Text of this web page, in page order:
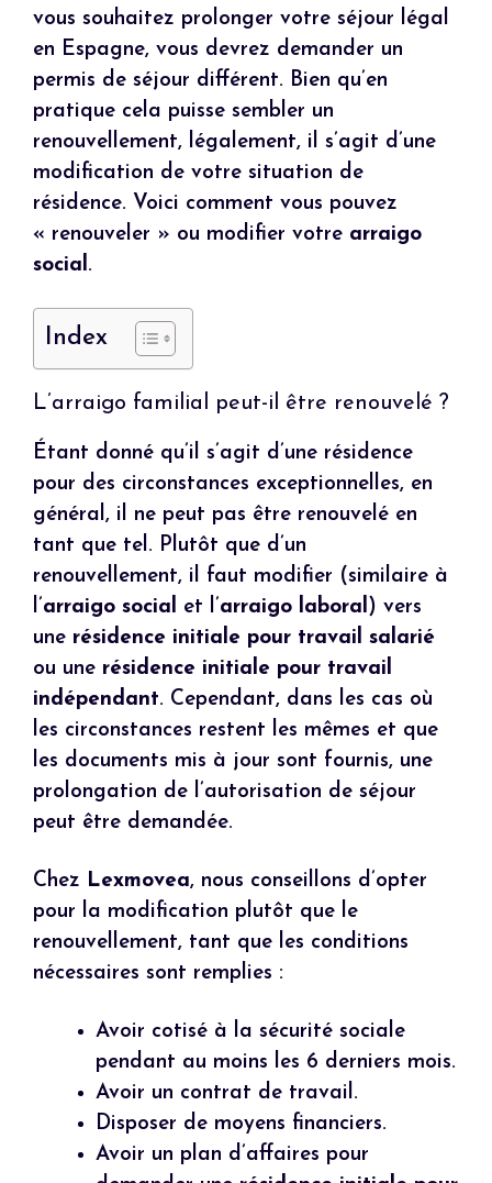
vous souhaitez prolonger votre séjour légal
en Espagne, vous devrez demander un
permis de séjour différent. Bien qu’en
pratique cela puisse sembler un
renouvellement, légalement, il s’agit d’une
modification de votre situation de
résidence. Voici comment vous pouvez
« renouveler » ou modifier votre arraigo
social .
Index
L’arraigo familial peut-il être renouvelé ?
Étant donné qu’il s’agit d’une résidence
pour des circonstances exceptionnelles, en
général, il ne peut pas être renouvelé en
tant que tel. Plutôt que d’un
renouvellement, il faut modifier (similaire à
l’ arraigo social et l’ arraigo laboral) vers
une résidence initiale pour travail salarié
ou une résidence initiale pour travail
indépendant. Cependant, dans les cas où
les circonstances restent les mêmes et que
les documents mis à jour sont fournis, une
prolongation de l’autorisation de séjour
peut être demandée.
Chez Lexmovea, nous conseillons d’opter
pour la modification plutôt que le
renouvellement, tant que les conditions
nécessaires sont remplies :
Avoir cotisé à la sécurité sociale
pendant au moins les 6 derniers mois.
Avoir un contrat de travail.
Disposer de moyens financiers.
Avoir un plan d’affaires pour